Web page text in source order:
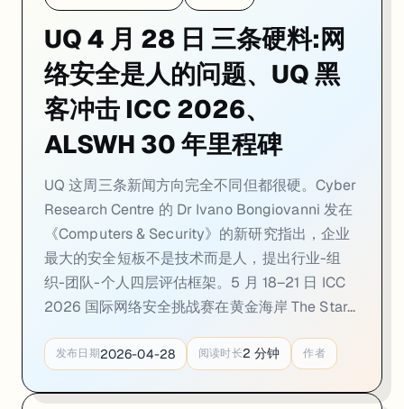
：UQ Cyber Research Centre 的 Dr Ivano Bongiovanni 4 月
UQ Cyber Research Centre 的 Dr Ivano Bongiovanni 4 月 28 日在《
Bongiovanni 提出一个四层评估框架:行业层（监管和合规预期）、组
对走 Cyber Security 和 Information Systems 方向的学生，这条研究
02. UQ 黑客冲击 ICC 2026:黄金海岸 5 月主
：国际网络安全挑战赛（ICC 2026）5 月 18–21 日在黄金海岸
5 月 18–21 日，第 25 届 AUSCERT 大会和国际网络安全挑战赛（
UQ 这次有两位 CS + Math 双学位本科生进 Team Oceania（大洋洲
支撑这两位选手的是 UQ Cyber Squad——一个每周聚一次的学生社团
来源：UQ News · 2026-04-27
UQ 4 月 28 日 三条硬料:网
络安全是人的问题、UQ 黑
客冲击 ICC 2026、
ALSWH 30 年里程碑
UQ 这周三条新闻方向完全不同但都很硬。Cyber
Research Centre 的 Dr Ivano Bongiovanni 发在
《Computers & Security》的新研究指出，企业
最大的安全短板不是技术而是人，提出行业-组
织-团队-个人四层评估框架。5 月 18–21 日 ICC
2026 国际网络安全挑战赛在黄金海岸 The Star...
发布日期2026-04-28 阅读时长2 分钟 作者